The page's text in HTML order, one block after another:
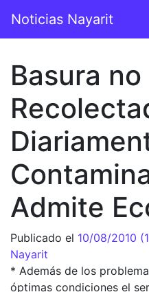
Navegación
Noticias Nayarit
Basura no
Admite
Publicado el 10/08/2010
Nayarit
* Además de los
óptimas condiciones el